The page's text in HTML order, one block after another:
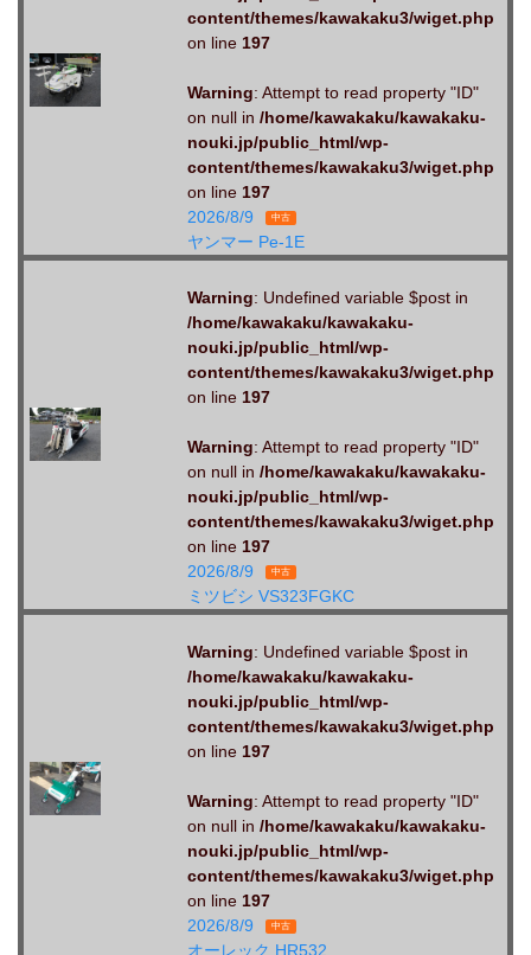
content/themes/kawakaku3/wiget.php
on line 197
Warning: Attempt to read property "ID"
on null in /home/kawakaku/kawakaku-
nouki.jp/public_html/wp-
content/themes/kawakaku3/wiget.php
on line 197
2026/8/9
中古
ヤンマー Pe-1E
Warning: Undefined variable $post in
/home/kawakaku/kawakaku-
nouki.jp/public_html/wp-
content/themes/kawakaku3/wiget.php
on line 197
Warning: Attempt to read property "ID"
on null in /home/kawakaku/kawakaku-
nouki.jp/public_html/wp-
content/themes/kawakaku3/wiget.php
on line 197
2026/8/9
中古
ミツビシ VS323FGKC
Warning: Undefined variable $post in
/home/kawakaku/kawakaku-
nouki.jp/public_html/wp-
content/themes/kawakaku3/wiget.php
on line 197
Warning: Attempt to read property "ID"
on null in /home/kawakaku/kawakaku-
nouki.jp/public_html/wp-
content/themes/kawakaku3/wiget.php
on line 197
2026/8/9
中古
オーレック HR532